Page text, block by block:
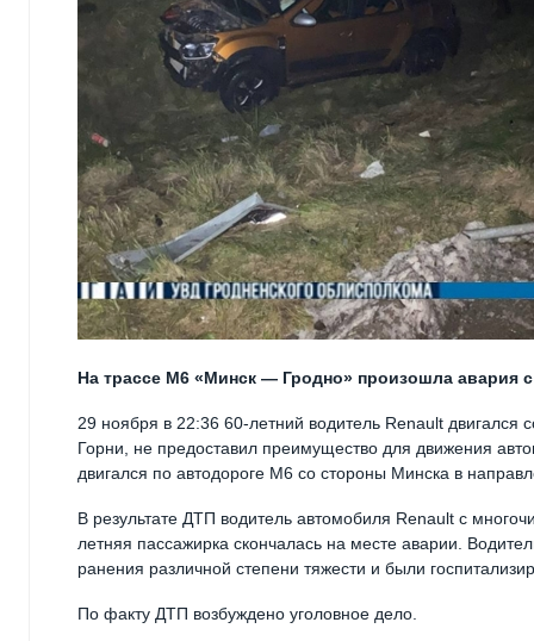
На трассе М6 «Минск — Гродно» произошла авария
29 ноября в 22:36 60-летний водитель Renault
Горни, не предоставил преимущество для движения
двигался по автодороге М6 со стороны Минска в
В результате ДТП водитель автомобиля Renault с
летняя пассажирка скончалась на месте аварии.
ранения различной степени тяжести и были
По факту ДТП возбуждено уголовное дело.